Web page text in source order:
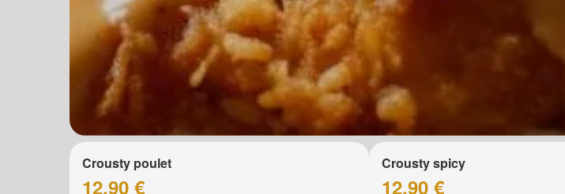
Crousty poulet
12.90 €
Crousty spicy
12.90 €